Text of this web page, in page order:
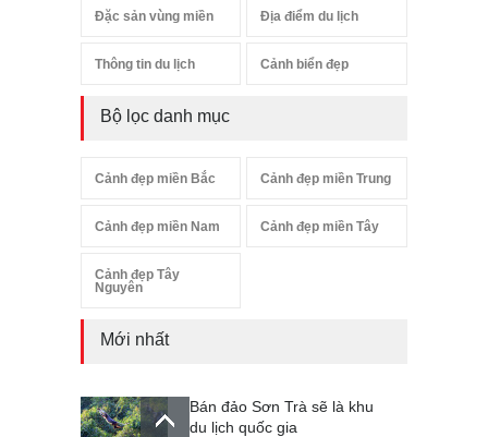
Đặc sản vùng miền Địa điểm du lịch
Thông tin du lịch Cảnh biển đẹp
Bộ lọc danh mục
Cảnh đẹp miền Bắc Cảnh đẹp miền Trung
Cảnh đẹp miền Nam Cảnh đẹp miền Tây
Cảnh đẹp Tây
Nguyên
Mới nhất
Bán đảo Sơn Trà sẽ là khu
du lịch quốc gia